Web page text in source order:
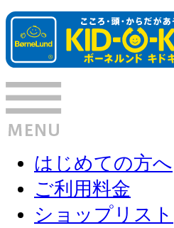
はじめての方へ
ご利用料金
ショップリスト